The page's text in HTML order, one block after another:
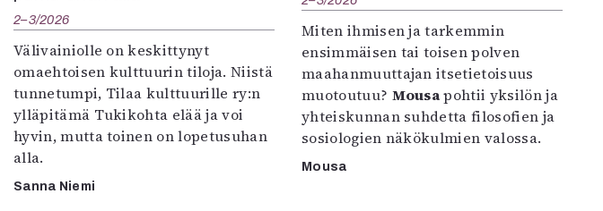
2–3/2026
Välivainiolle on keskittynyt
omaehtoisen kulttuurin tiloja. Niistä
tunnetumpi, Tilaa kulttuurille ry:n
ylläpitämä Tukikohta elää ja voi
hyvin, mutta toinen on lopetusuhan
alla.
Sanna Niemi
Miten ihmisen ja tarkemmin
ensimmäisen tai toisen polven
maahanmuuttajan itsetietoisuus
muotoutuu? Mousapohtii yksilön ja
yhteiskunnan suhdetta filosofien ja
sosiologien näkökulmien valossa.
Mousa